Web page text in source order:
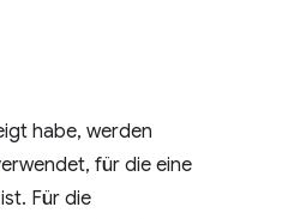
habe, werden
für die eine
Für die